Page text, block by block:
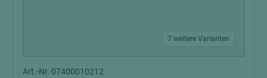
7 weitere Varianten
Art.-Nr. 07400010212